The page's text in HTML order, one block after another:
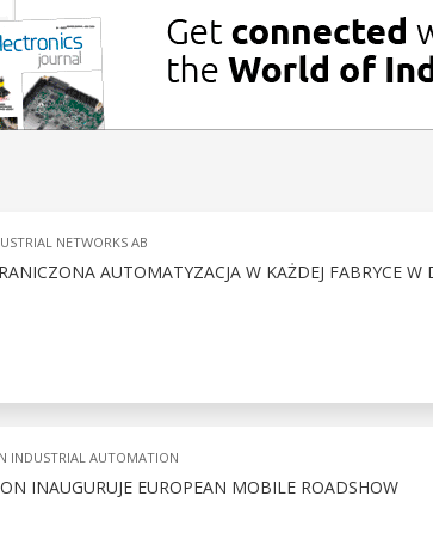
NETWORKS AB
AUTOMATYZACJA W KAŻDEJ FABRYCE
INDUSTRIAL AUTOMATION
INAUGURUJE EUROPEAN MOBILE ROADSHOW